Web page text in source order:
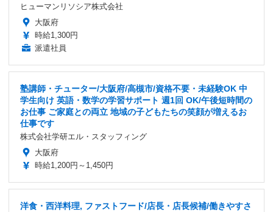
ヒューマンリソシア株式会社
大阪府
時給1,300円
派遣社員
塾講師・チューター/大阪府/高槻市/資格不要・未経験OK 中
学生向け 英語・数学の学習サポート 週1回 OK/午後短時間の
お仕事 ご家庭との両立 地域の子どもたちの笑顔が増えるお
仕事です
株式会社学研エル・スタッフィング
大阪府
時給1,200円～1,450円
洋食・西洋料理, ファストフード/店長・店長候補/働きやすさ